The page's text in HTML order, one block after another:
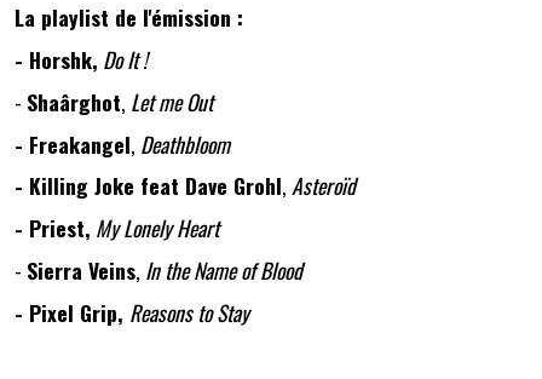
La playlist de l'émission :
- Horshk, Do It !
- Shaârghot, Let me Out
- Freakangel, Deathbloom
- Killing Joke feat Dave Grohl,Asteroïd
- Priest, My Lonely Heart
- Sierra Veins, In the Name of Blood
- Pixel Grip, Reasons to Stay